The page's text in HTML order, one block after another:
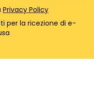
Privacy Policy
per la ricezione di e-